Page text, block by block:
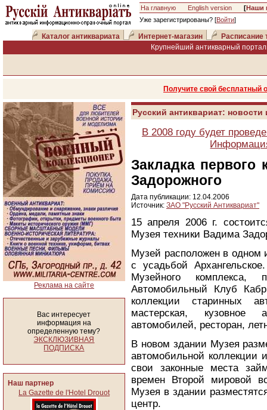
На главную English version [Наши
Уже зарегистрированы? [Войти]
Каталог антиквариата Интернет-магазин
Расписание
Крупнейший антикварный
Получите свой
Реклама на сайте
Вас интересует
информация на
определенную тему?
ЭКСКЛЮЗИВНАЯ
ПОДПИСКА
Наш партнер
La Gazette de l'Hotel Drouot
Русский антиквариат:
В 2008 году будет
Закладка первого
Задорожного
Дата публикации: 12.04.2006
Источник: ЗАО "Русский Антиквариат"
15 апреля 2006 г.
Музея техники Вадима
Музей расположен в одном
с усадьбой
Музейного комплекса,
Автомобильный Клуб
коллекции старинных
мастерская, кузовное
автомобилей, ресторан,
В новом здании Музея
автомобильной коллекции
свои законные места
времен Второй мировой
Музея в здании
центр.